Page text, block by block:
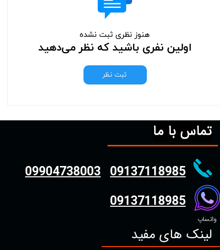
هنوز نظری ثبت نشده
اولین نفری باشید که نظر می‌دهید
ثبت نظر
تماس با ما
واتساپ
09904738003 09137118985
09137118985
لینک های مفید